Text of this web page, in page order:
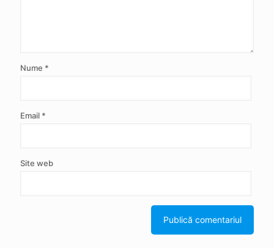
Nume *
Email *
Site web